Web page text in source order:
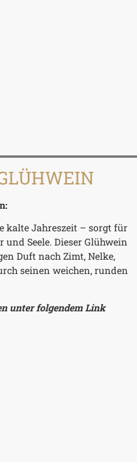
kalte Jahreszeit – sorgt für
Seele. Dieser Glühwein
Duft nach Zimt, Nelke,
seinen weichen, runden
unter folgendem Link